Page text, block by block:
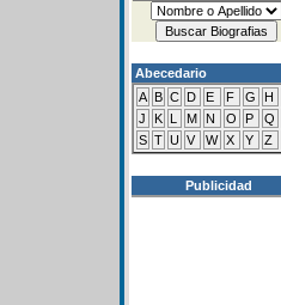
Abecedario
A B C D E F G H
J
K L M N O P Q
S T U V W X Y Z
Publicidad